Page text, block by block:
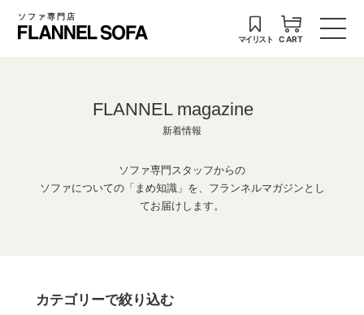
ソファ専門店
マイリスト CART
FLANNEL magazine
新着情報
ソファ専門スタッフからの
ソファについての「まめ知識」を、フランネルマガジンとし
てお届けします。
カテゴリーで絞り込む